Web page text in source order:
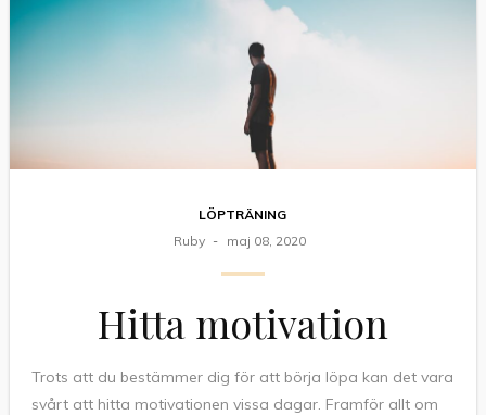
LÖPTRÄNING
Ruby
maj 08, 2020
Hitta motivation
Trots att du bestämmer dig för att börja löpa kan det vara
svårt att hitta motivationen vissa dagar. Framför allt om